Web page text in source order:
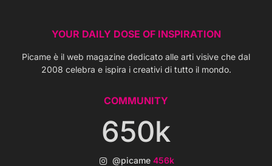
YOUR DAILY DOSE OF INSPIRATION
Picame è il web magazine dedicato alle arti visive che dal
2008 celebra e ispira i creativi di tutto il mondo.
COMMUNITY
650k
@picame 456k